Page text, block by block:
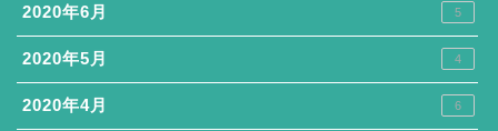
2020年6月 5
2020年5月 4
2020年4月 6